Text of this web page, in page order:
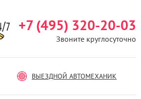
+7 (495) 320-20-03
Звоните круглосуточно
ВЫЕЗДНОЙ АВТОМЕХАНИК